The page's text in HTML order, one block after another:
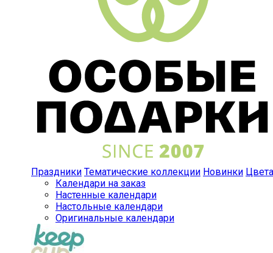
Праздники Тематические коллекции Новинки Цвета
Календари на заказ
Настенные календари
Настольные календари
Оригинальные календари